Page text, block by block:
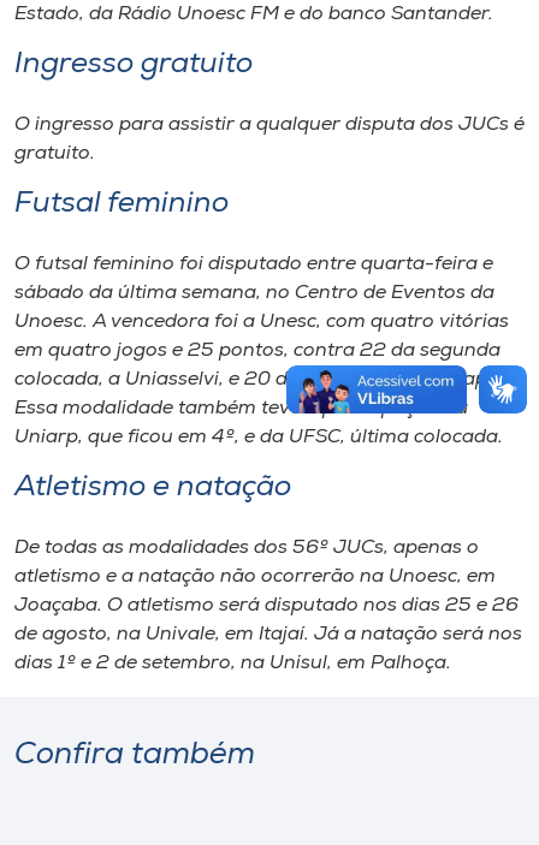
Estado, da Rádio Unoesc FM e do banco Santander.
Ingresso gratuito
O ingresso para assistir a qualquer disputa dos JUCs é
gratuito.
Futsal feminino
O futsal feminino foi disputado entre quarta-feira e
sábado da última semana, no Centro de Eventos da
Unoesc. A vencedora foi a Unesc, com quatro vitórias
em quatro jogos e 25 pontos, contra 22 da segunda
colocada, a Uniasselvi, e 20 da terceira, a Unochapecó.
Essa modalidade também teve a participação da
Uniarp, que ficou em 4º, e da UFSC, última colocada.
Atletismo e natação
De todas as modalidades dos 56º JUCs, apenas o
atletismo e a natação não ocorrerão na Unoesc, em
Joaçaba. O atletismo será disputado nos dias 25 e 26
de agosto, na Univale, em Itajaí. Já a natação será nos
dias 1º e 2 de setembro, na Unisul, em Palhoça.
Confira também